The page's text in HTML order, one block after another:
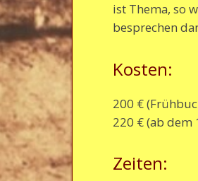
ist Thema, so
besprechen
Kosten:
200 €
220 € (ab dem
Zeiten: